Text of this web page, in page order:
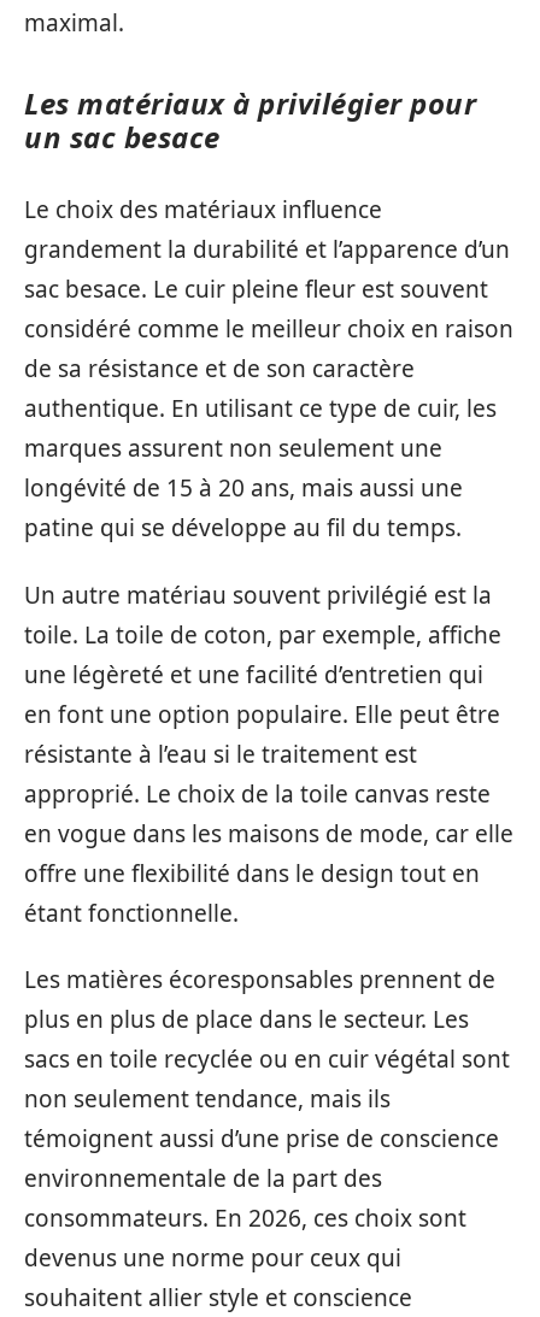
maximal.
Les matériaux à privilégier pour
un sac besace
Le choix des matériaux influence
grandement la durabilité et l’apparence d’un
sac besace. Le cuir pleine fleur est souvent
considéré comme le meilleur choix en raison
de sa résistance et de son caractère
authentique. En utilisant ce type de cuir, les
marques assurent non seulement une
longévité de 15 à 20 ans, mais aussi une
patine qui se développe au fil du temps.
Un autre matériau souvent privilégié est la
toile. La toile de coton, par exemple, affiche
une légèreté et une facilité d’entretien qui
en font une option populaire. Elle peut être
résistante à l’eau si le traitement est
approprié. Le choix de la toile canvas reste
en vogue dans les maisons de mode, car elle
offre une flexibilité dans le design tout en
étant fonctionnelle.
Les matières écoresponsables prennent de
plus en plus de place dans le secteur. Les
sacs en toile recyclée ou en cuir végétal sont
non seulement tendance, mais ils
témoignent aussi d’une prise de conscience
environnementale de la part des
consommateurs. En 2026, ces choix sont
devenus une norme pour ceux qui
souhaitent allier style et conscience